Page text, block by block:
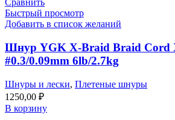
Сравнить
Быстрый просмотр
Добавить в список желаний
Шнур YGK X-Braid Braid Cord
#0.3/0.09mm 6lb/2.7kg
Шнуры и лески, Плетеные шнуры
1250,00 ₽
В корзину